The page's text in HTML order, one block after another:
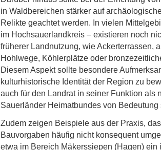
in Waldbereichen stärker auf
Relikte geachtet werden. In vielen
im Hochsauerlandkreis – existieren noch
früherer Landnutzung, wie Ackerterrassen,
Hohlwege, Köhlerplätze oder
Diesem Aspekt sollte besondere
kulturhistorische Identität der Region zu
auch für den Landrat in seiner Funktion als
Sauerländer Heimatbundes von Bedeutung
Zudem zeigen Beispiele aus der Praxis,
Bauvorgaben häufig nicht konsequent
etwa im Bereich Mäkerssiepen (Hagen) ein